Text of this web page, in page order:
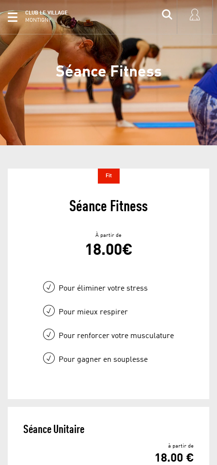
CLUB LE VILLAGE
MONTIGNY
Séance Fitness
Fit
Séance Fitness
À partir de
18.00€
Pour éliminer votre stress
Pour mieux respirer
Pour renforcer votre musculature
Pour gagner en souplesse
Séance Unitaire
à partir de
18.00 €